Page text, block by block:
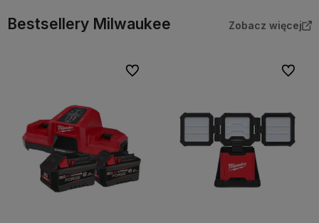
Bestsellery Milwaukee Zobacz więcej
Do ulubionych Do